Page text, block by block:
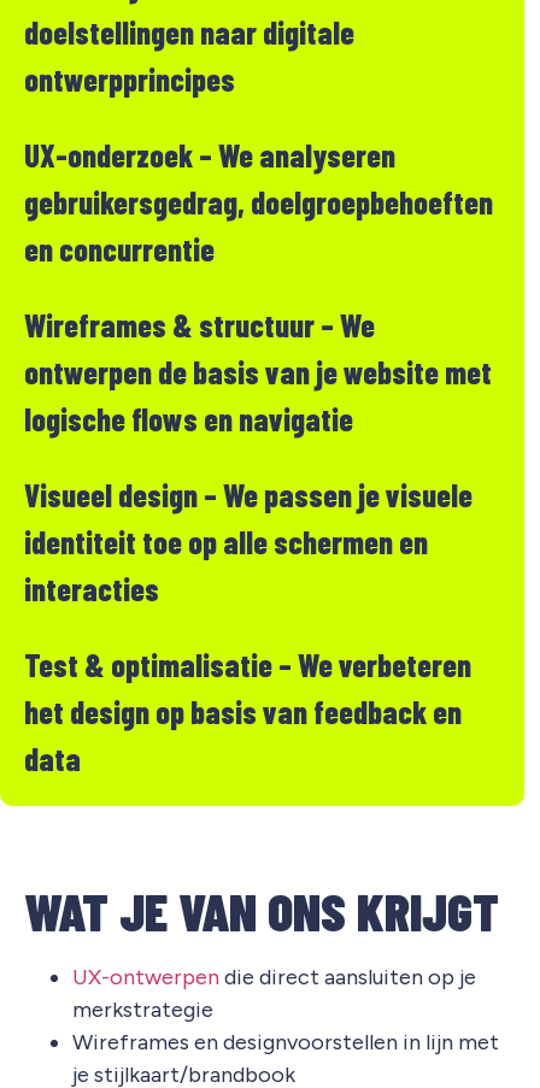
WAT JE VAN ONS KRIJGT
UX-ontwerpendie direct aansluiten op je
merkstrategie
Wireframes en designvoorstellen in lijn met
je stijlkaart/brandbook
doelstellingen naar digitale
ontwerpprincipes
UX-onderzoek – We analyseren
gebruikersgedrag, doelgroepbehoeften
en concurrentie
Wireframes & structuur – We
ontwerpen de basis van je website met
logische flows en navigatie
Visueel design – We passen je visuele
identiteit toe op alle schermen en
interacties
Test & optimalisatie – We verbeteren
het design op basis van feedback en
data